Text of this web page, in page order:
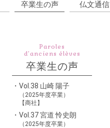
卒業生の声
仏文通信
Paroles
d’anciens élèves
卒業生の声
Vol.38 山崎 陽子
（2025年度卒業）
【商社】
Vol.37 宮道 怜史朗
（2025年度卒業）